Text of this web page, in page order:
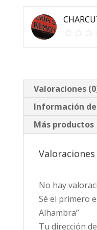
Valoraciones
Información
Más productos
Valoraciones
No hay
Sé el primero
Alhambra”
Tu dirección